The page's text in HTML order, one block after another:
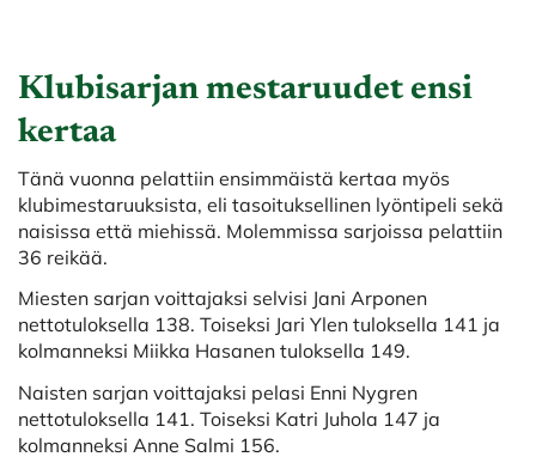
Klubisarjan mestaruudet ensi
kertaa
Tänä vuonna pelattiin ensimmäistä kertaa myös
klubimestaruuksista, eli tasoituksellinen lyöntipeli sekä
naisissa että miehissä. Molemmissa sarjoissa pelattiin
36 reikää.
Miesten sarjan voittajaksi selvisi Jani Arponen
nettotuloksella 138. Toiseksi Jari Ylen tuloksella 141 ja
kolmanneksi Miikka Hasanen tuloksella 149.
Naisten sarjan voittajaksi pelasi Enni Nygren
nettotuloksella 141. Toiseksi Katri Juhola 147 ja
kolmanneksi Anne Salmi 156.